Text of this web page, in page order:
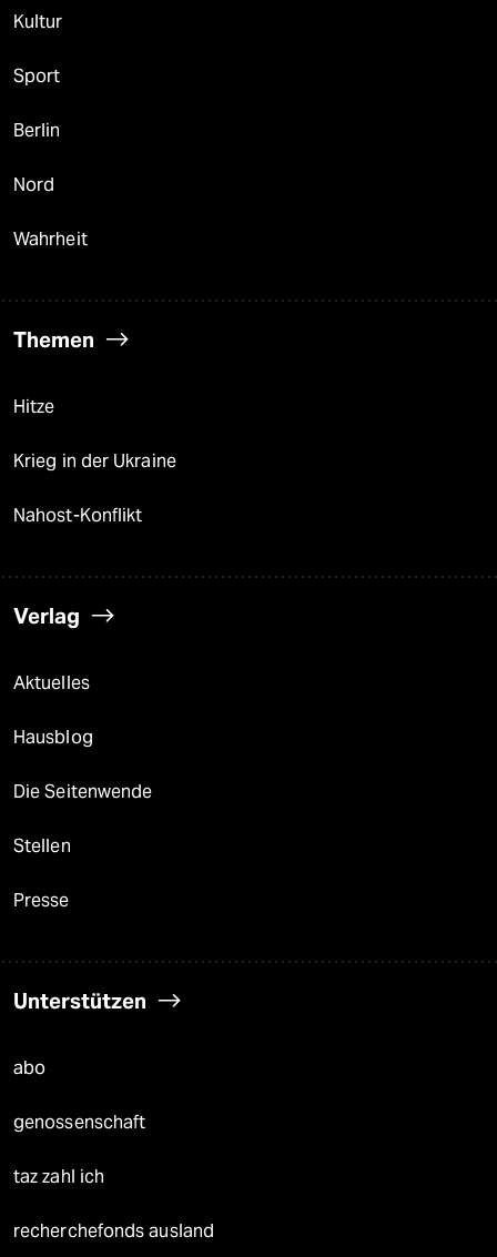
Kultur
Sport
Berlin
Nord
Wahrheit
Themen
Hitze
Krieg in der Ukraine
Nahost-Konflikt
Verlag
Aktuelles
Hausblog
Die Seitenwende
Stellen
Presse
Unterstützen
abo
genossenschaft
taz zahl ich
recherchefonds ausland